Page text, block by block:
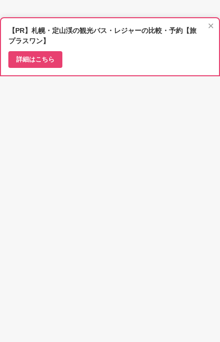
×
【PR】札幌・定山渓の観光バス・レジャーの比較・予約【旅
プラスワン】
詳細はこちら